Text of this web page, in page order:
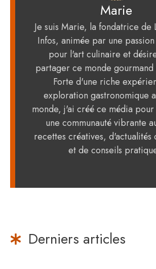
Marie
Je suis Marie, la fondatrice de
Infos, animée par une
pour l'art culinaire et
partager ce monde gourmand
Forte d'une riche
exploration gastronomique
monde, j'ai créé ce média
une communauté vibrante
recettes créatives, d'actualités
et de conseils
Derniers articles